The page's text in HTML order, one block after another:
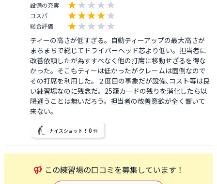
設備の充実
コスパ
総合評価
ティーの高さが低すぎる。自動ティーアップの最大高さが
まちまちで総じてドライバーヘッド芯より低い。担当者に
改善依頼したが為すすべなく他の打席に移動せざるを得な
かった。そこもティーは低かったがクレームは面倒なので
その打席を利用した。２度目の事象だが設備､コスト等は良
い練習場なのに残念だ。25籠カードの残りを消化したら以
降通うことは無いだろう。担当者の改善意欲が全く響いて
来ない。
ナイスショット！ 0 件
この練習場の口コミを募集しています！